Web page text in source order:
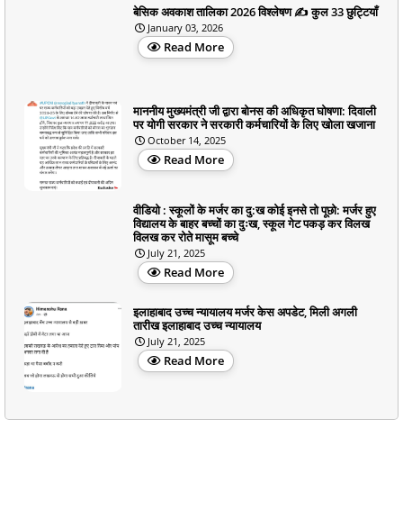
बेसिक अवकाश तालिका 2026 विश्लेषण ✍️ कुल 33 छुट्टियाँ
January 03, 2026
Read More
माननीय मुख्यमंत्री जी द्वारा बोनस की अधिकृत घोषणा: दिवाली
पर योगी सरकार ने सरकारी कर्मचारियों के लिए खोला खजाना
October 14, 2025
Read More
वीडियो : स्कूलों के मर्जर का दु:ख कोई इनसे तो पूछो: मर्जर हुए
विद्यालय के बाहर बच्चों का दुःख, स्कूल गेट पकड़ कर विलख
विलख कर रोते मासूम बच्चे
July 21, 2025
Read More
इलाहाबाद उच्च न्यायालय मर्जर केस अपडेट, मिली अगली
तारीख इलाहाबाद उच्च न्यायालय
July 21, 2025
Read More